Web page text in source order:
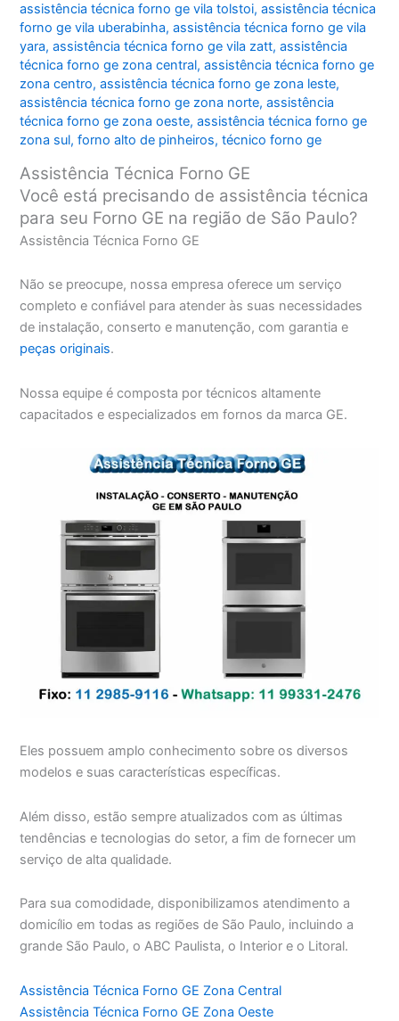
assistência técnica forno ge vila tolstoi,assistência técnica
forno ge vila uberabinha,assistência técnica forno ge vila
yara,assistência técnica forno ge vila zatt,assistência
técnica forno ge zona central,assistência técnica forno ge
zona centro,assistência técnica forno ge zona leste,
assistência técnica forno ge zona norte,assistência
técnica forno ge zona oeste,assistência técnica forno ge
zona sul,forno alto de pinheiros,técnico forno ge
Assistência Técnica Forno GE
Você está precisando de assistência técnica
para seu Forno GE na região de São Paulo?
Assistência Técnica Forno GE
Não se preocupe, nossa empresa oferece um serviço
completo e confiável para atender às suas necessidades
de instalação, conserto e manutenção, com garantia e
peças originais.
Nossa equipe é composta por técnicos altamente
capacitados e especializados em fornos da marca GE.
Eles possuem amplo conhecimento sobre os diversos
modelos e suas características específicas.
Além disso, estão sempre atualizados com as últimas
tendências e tecnologias do setor, a fim de fornecer um
serviço de alta qualidade.
Para sua comodidade, disponibilizamos atendimento a
domicílio em todas as regiões de São Paulo, incluindo a
grande São Paulo, o ABC Paulista, o Interior e o Litoral.
Assistência Técnica Forno GE Zona Central
Assistência Técnica Forno GE Zona Oeste